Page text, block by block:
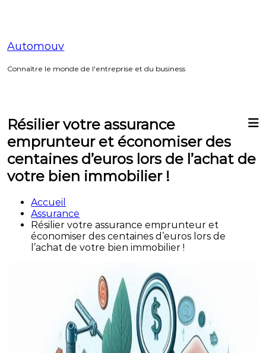
Automouv
Connaître le monde de l'entreprise et du business
Résilier votre assurance
emprunteur et économiser des
centaines d’euros lors de l’achat de
votre bien immobilier !
Accueil
Assurance
Résilier votre assurance emprunteur et
économiser des centaines d’euros lors de
l’achat de votre bien immobilier !